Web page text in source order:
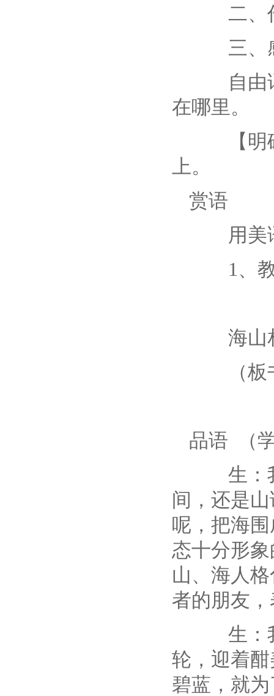
二、
三、
自由诵
在哪里。
【明确
上。
赏语
用美
1、教
海山
（板
品语 （
生：我
间，还是
呢，把海
态十分形
山、海人
者的朋友
生：我
轮，迎着
碧蓝，就